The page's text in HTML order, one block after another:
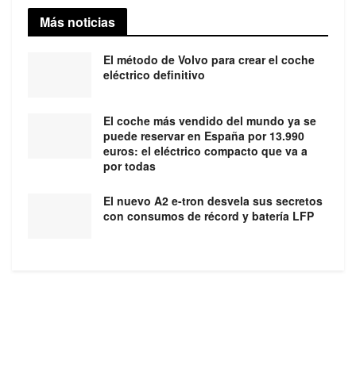
Más noticias
El método de Volvo para crear el coche
eléctrico definitivo
El coche más vendido del mundo ya se
puede reservar en España por 13.990
euros: el eléctrico compacto que va a
por todas
El nuevo A2 e-tron desvela sus secretos
con consumos de récord y batería LFP